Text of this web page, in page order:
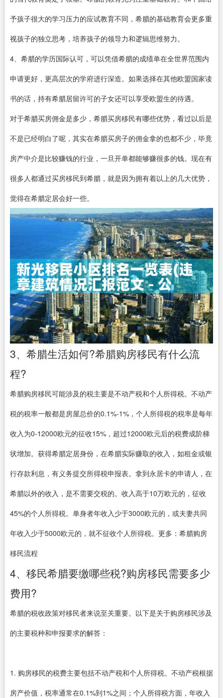
予孩子很大的学习压力的应试教育不同，希腊的基础教育会更多重
视孩子的独立思考，培养孩子的领导力和逻辑思维努力。
4、希腊的学历国际认可，可以凭借希腊的成绩单在全世界范围内
申请更好，更高层次的学府进行深造。如果选择在其他欧盟国家读
书的话，持有希腊居留许可的子女还可以享受欧盟生的待遇。
对于希腊买房佣金是多少，希腊买房移民有哪些优势，看过以后是
不是已经明白了呢，其实在希腊买房子的佣金拿的也都不少，毕竟
房产中介是比较赚钱的行业，一旦开单都能够赚很多的钱。现在有
很多人都通过买房移民到希腊，就是因为拥有着以上的几大优势，
觉得在希腊定居会好一些。
3、希腊生活如何?希腊购房移民有什么流
程?
希腊购房移民可能涉及的税主要是不动产税和个人所得税。不动产
税的税率一般都是房屋总价的0.1%-1%，个人所得税的税率是每年
收入为0-12000欧元的征收15%，超过12000欧元后的税费成阶梯
状增加。获得希腊定居身份，在希腊实际赚取的收入，如租金或银
行存款利息，有义务提交所得税申报表。拿到永居卡的申请人，在
希腊以外的收入，是不需要交税的。收入高于10万欧元的，征收
45%的个人所得税。单身者年收入少于3000欧元的，或夫妻共同
年收入少于5000欧元的，就不征收个人所得税。更多：希腊购房
移民流程
4、移民希腊要缴哪些税?购房移民需要多少
费用?
希腊的税收政策对移民者来说至关重要。以下是关于购房移民涉及
的主要税种和申报要求的解答：
1. 购房移民的税费主要包括不动产税和个人所得税。不动产税根据
房产价值，税率通常在0.1%到1%之间；个人所得税方面，年收入